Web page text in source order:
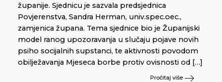
županije. Sjednicu je sazvala predsjednica
Povjerenstva, Sandra Herman, univ.spec.oec.,
zamjenica župana. Tema sjednice bio je Županijski
model ranog upozoravanja u slučaju pojave novih
psiho socijalnih supstanci, te aktivnosti povodom
obilježavanja Mjeseca borbe protiv ovisnosti od […]
Pročitaj više